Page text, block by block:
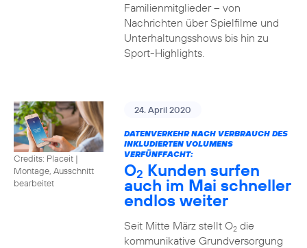
Familienmitglieder – von
Nachrichten über Spielfilme und
Unterhaltungsshows bis hin zu
Sport-Highlights.
Credits: Placeit |
Montage, Ausschnitt
bearbeitet
24. April 2020
DATENVERKEHR NACH VERBRAUCH DES
INKLUDIERTEN VOLUMENS
VERFÜNFFACHT:
O2 Kunden surfen
auch im Mai schneller
endlos weiter
Seit Mitte März stellt O2die
kommunikative Grundversorgung